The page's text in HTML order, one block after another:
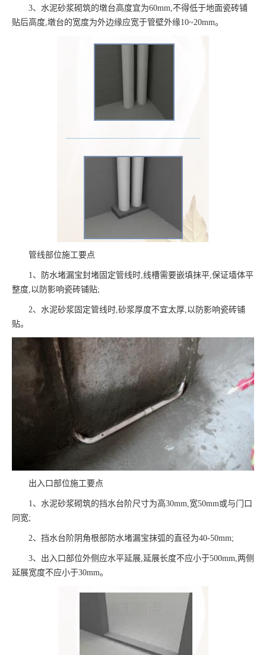
3、水泥砂浆砌筑的墩台高度宜为60mm,不得低于地面瓷砖铺
贴后高度,墩台的宽度为外边缘应宽于管壁外缘10~20mm。
管线部位施工要点
1、防水堵漏宝封堵固定管线时,线槽需要嵌填抹平,保证墙体平
整度,以防影响瓷砖铺贴;
2、水泥砂浆固定管线时,砂浆厚度不宜太厚,以防影响瓷砖铺
贴。
出入口部位施工要点
1、水泥砂浆砌筑的挡水台阶尺寸为高30mm,宽50mm或与门口
同宽;
2、挡水台阶阴角根部防水堵漏宝抹弧的直径为40-50mm;
3、出入口部位外侧应水平延展,延展长度不应小于500mm,两侧
延展宽度不应小于30mm。